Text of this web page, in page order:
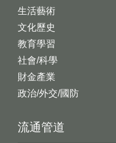
生活藝術
文化歷史
教育學習
社會/科學
財金產業
政治/外交/國防
流通管道